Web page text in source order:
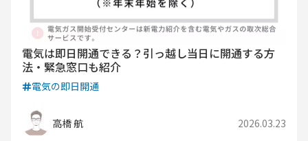
電気は即日開通できる？引っ越し当日に開通する方
法・緊急窓口も紹介
電気の即日開通
高橋 航 2026.03.23